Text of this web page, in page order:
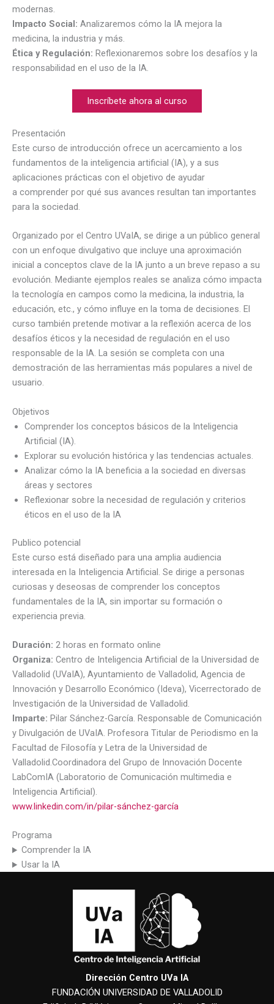
modernas.
Impacto Social: Analizaremos cómo la IA mejora la
medicina, la industria y más.
Ética y Regulación: Reflexionaremos sobre los desafíos y la
responsabilidad en el uso de la IA.
Inscríbete ahora al curso
Presentación
Este curso de introducción ofrece un acercamiento a los
fundamentos de la inteligencia artificial (IA), y a sus
aplicaciones prácticas con el objetivo de ayudar
a comprender por qué sus avances resultan tan importantes
para la sociedad.
Organizado por el Centro UVaIA, se dirige a un público general
con un enfoque divulgativo que incluye una aproximación
inicial a conceptos clave de la IA junto a un breve repaso a su
evolución. Mediante ejemplos reales se analiza cómo impacta
la tecnología en campos como la medicina, la industria, la
educación, etc., y cómo influye en la toma de decisiones. El
curso también pretende motivar a la reflexión acerca de los
desafíos éticos y la necesidad de regulación en el uso
responsable de la IA. La sesión se completa con una
demostración de las herramientas más populares a nivel de
usuario.
Objetivos
Comprender los conceptos básicos de la Inteligencia
Artificial (IA).
Explorar su evolución histórica y las tendencias actuales.
Analizar cómo la IA beneficia a la sociedad en diversas
áreas y sectores
Reflexionar sobre la necesidad de regulación y criterios
éticos en el uso de la IA
Publico potencial
Este curso está diseñado para una amplia audiencia
interesada en la Inteligencia Artificial. Se dirige a personas
curiosas y deseosas de comprender los conceptos
fundamentales de la IA, sin importar su formación o
experiencia previa.
Duración: 2 horas en formato online
Organiza: Centro de Inteligencia Artificial de la Universidad de
Valladolid (UVaIA), Ayuntamiento de Valladolid, Agencia de
Innovación y Desarrollo Económico (Ideva), Vicerrectorado de
Investigación de la Universidad de Valladolid.
Imparte: Pilar Sánchez-García. Responsable de Comunicación
y Divulgación de UVaIA. Profesora Titular de Periodismo en la
Facultad de Filosofía y Letra de la Universidad de
Valladolid.Coordinadora del Grupo de Innovación Docente
LabComIA (Laboratorio de Comunicación multimedia e
Inteligencia Artificial).
www.linkedin.com/in/pilar-sánchez-garcía
Programa
Comprender la IA
Usar la IA
Dirección Centro UVa IA
FUNDACIÓN UNIVERSIDAD DE VALLADOLID